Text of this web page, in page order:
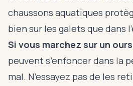
chaussons aquatiques
bien sur les galets que dans
Si vous marchez sur un
peuvent s’enfoncer dans la
mal. N’essayez pas de les